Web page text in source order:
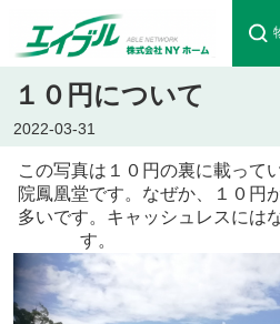
１０円について
2022-03-31
この写真は１０円の裏に載って
院鳳凰堂です。なぜか、１０円
多いです。キャッシュレスには
す